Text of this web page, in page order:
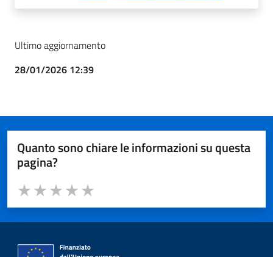
Ultimo aggiornamento
28/01/2026 12:39
Quanto sono chiare le informazioni su questa
pagina?
Valuta da 1 a 5 stelle la pagina
Valuta 5 stelle su 5
Valuta 4 stelle su 5
Valuta 3 stelle su 5
Valuta 2 stelle su 5
Valuta 1 stelle su 5